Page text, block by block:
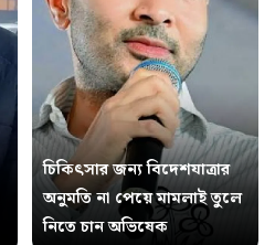
চিকিৎসার জন্য বিদেশযাত্রার
অনুমতি না পেয়ে মামলাই তুলে
নিতে চান অভিষেক